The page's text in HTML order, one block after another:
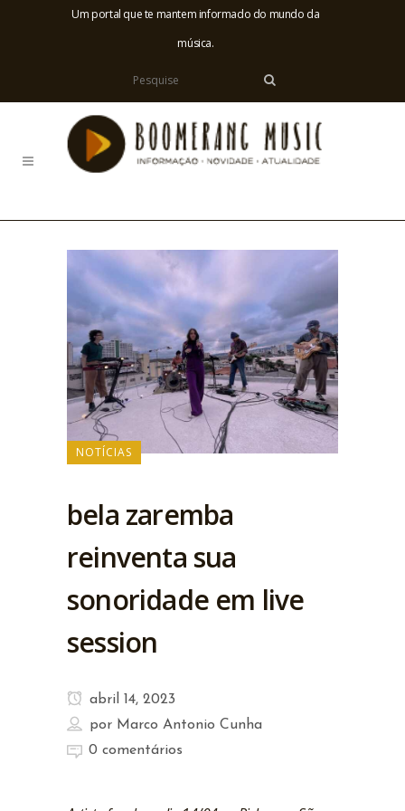
Um portal que te mantem informado do mundo da
música.
NOTÍCIAS
bela zaremba
reinventa sua
sonoridade em live
session
abril 14, 2023
por Marco Antonio Cunha
0 comentários